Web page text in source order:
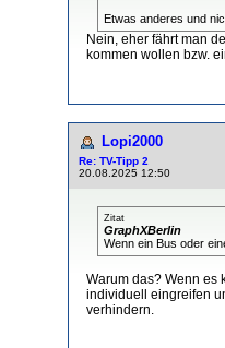
Etwas anderes und
Nein, eher fährt man
kommen wollen bzw.
Lopi2000
Re: TV-Tipp 2
20.08.2025 12:50
Zitat
GraphXBerlin
Wenn ein Bus oder
Warum das? Wenn es
individuell eingreifen
verhindern.